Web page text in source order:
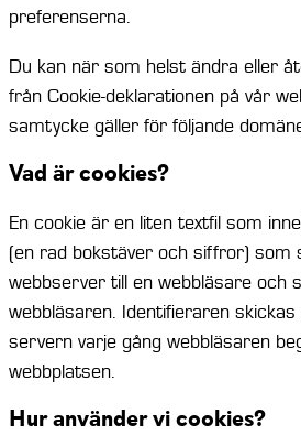
preferenserna.
Du kan när som helst ändra eller
från Cookie-deklarationen på vår
samtycke gäller för följande
Vad är cookies?
En cookie är en liten textfil som
(en rad bokstäver och siffror) som
webbserver till en webbläsare och
webbläsaren. Identifieraren
servern varje gång webbläsaren
webbplatsen.
Hur använder vi cookies?